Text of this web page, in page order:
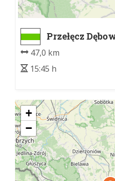
Przełęcz
Krzyżowe
- Przełęcz
47,0 km
15:45 h
+
−